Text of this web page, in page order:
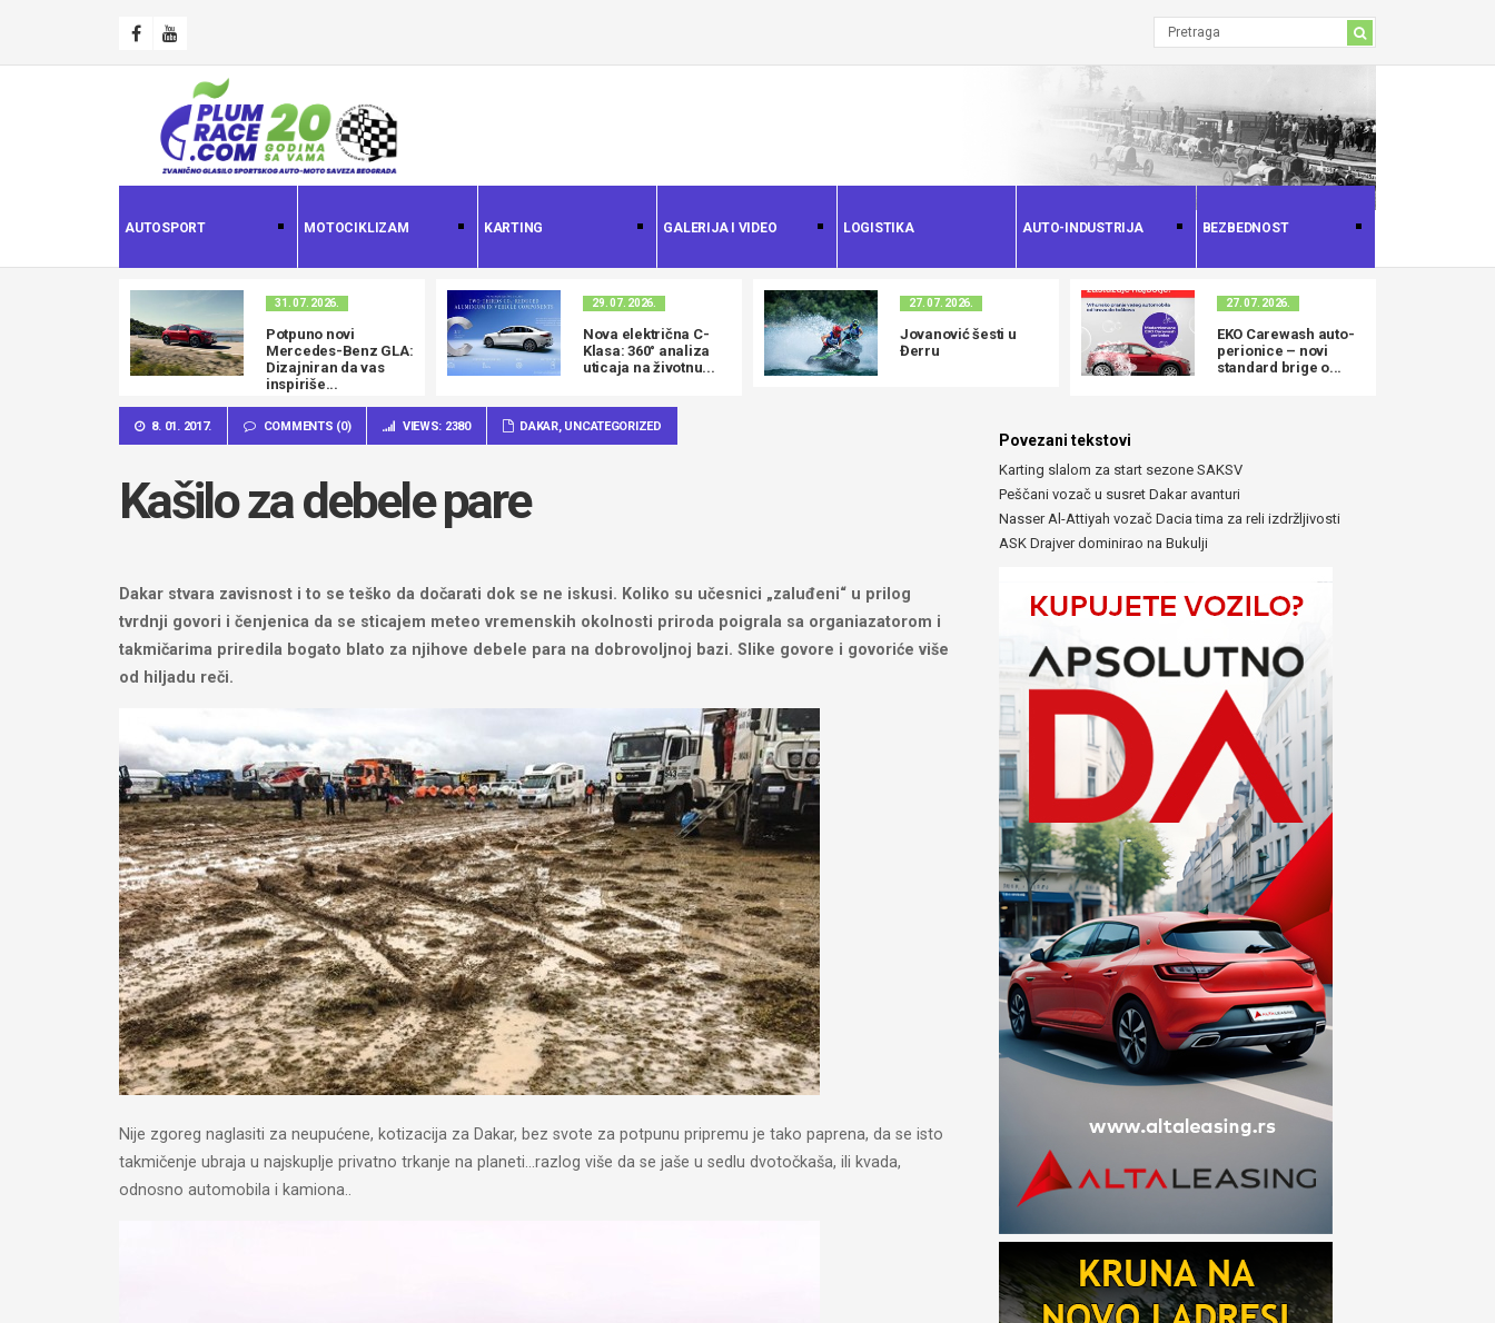
AUTOSPORT MOTOCIKLIZAM KARTING GALERIJA I VIDEO LOGISTIKA AUTO-INDUSTRIJA BEZBEDNOST
31. 07. 2026.
Potpuno novi
Mercedes-Benz GLA:
Dizajniran da vas
inspiriše...
29. 07. 2026.
Nova električna C-
Klasa: 360° analiza
uticaja na životnu...
27. 07. 2026.
Jovanović šesti u
Đerru
27. 07. 2026.
EKO Carewash auto-
perionice – novi
standard brige o...
8. 01. 2017. COMMENTS (0) VIEWS: 2380 DAKAR, UNCATEGORIZED
Kašilo za debele pare
Dakar stvara zavisnost i to se teško da dočarati dok se ne iskusi. Koliko su učesnici „zaluđeni“ u prilog
tvrdnji govori i čenjenica da se sticajem meteo vremenskih okolnosti priroda poigrala sa organiazatorom i
takmičarima priredila bogato blato za njihove debele para na dobrovoljnoj bazi. Slike govore i govoriće više
od hiljadu reči.
Nije zgoreg naglasiti za neupućene, kotizacija za Dakar, bez svote za potpunu pripremu je tako paprena, da se isto
takmičenje ubraja u najskuplje privatno trkanje na planeti…razlog više da se jaše u sedlu dvotočkaša, ili kvada,
odnosno automobila i kamiona..
Povezani tekstovi
Karting slalom za start sezone SAKSV
Peščani vozač u susret Dakar avanturi
Nasser Al-Attiyah vozač Dacia tima za reli izdržljivosti
ASK Drajver dominirao na Bukulji